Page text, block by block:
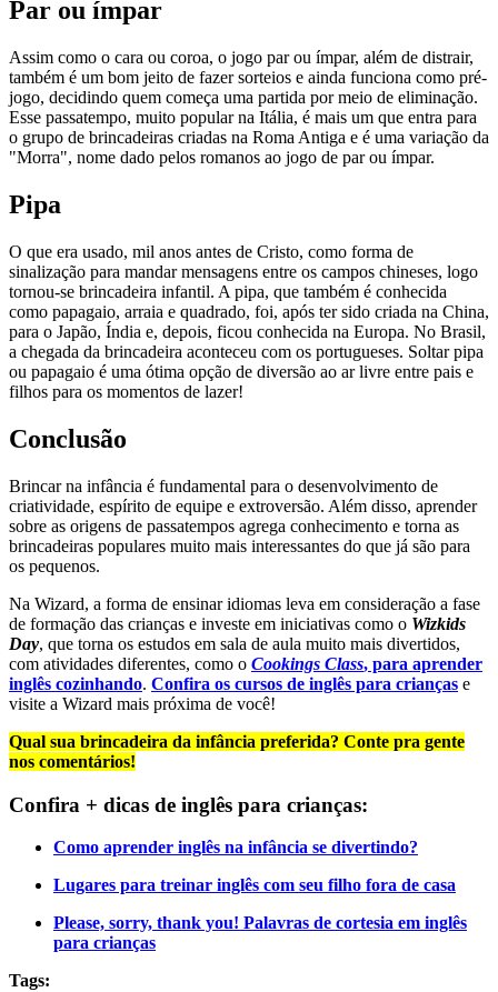
Par ou ímpar
Assim como o cara ou coroa, o jogo par ou ímpar, além de distrair,
também é um bom jeito de fazer sorteios e ainda funciona como pré-
jogo, decidindo quem começa uma partida por meio de eliminação.
Esse passatempo, muito popular na Itália, é mais um que entra para
o grupo de brincadeiras criadas na Roma Antiga e é uma variação da
"Morra", nome dado pelos romanos ao jogo de par ou ímpar.
Pipa
O que era usado, mil anos antes de Cristo, como forma de
sinalização para mandar mensagens entre os campos chineses, logo
tornou-se brincadeira infantil. A pipa, que também é conhecida
como papagaio, arraia e quadrado, foi, após ter sido criada na China,
para o Japão, Índia e, depois, ficou conhecida na Europa. No Brasil,
a chegada da brincadeira aconteceu com os portugueses. Soltar pipa
ou papagaio é uma ótima opção de diversão ao ar livre entre pais e
filhos para os momentos de lazer!
Conclusão
Brincar na infância é fundamental para o desenvolvimento de
criatividade, espírito de equipe e extroversão. Além disso, aprender
sobre as origens de passatempos agrega conhecimento e torna as
brincadeiras populares muito mais interessantes do que já são para
os pequenos.
Na Wizard, a forma de ensinar idiomas leva em consideração a fase
de formação das crianças e investe em iniciativas como o Wizkids
Day, que torna os estudos em sala de aula muito mais divertidos,
com atividades diferentes, como o Cookings Class, para aprender
inglês cozinhando. Confira os cursos de inglês para crianças e
visite a Wizard mais próxima de você!
Qual sua brincadeira da infância preferida? Conte pra gente
nos comentários!
Confira + dicas de inglês para crianças:
Como aprender inglês na infância se divertindo?
Lugares para treinar inglês com seu filho fora de casa
Please, sorry, thank you! Palavras de cortesia em inglês
para crianças
Tags: